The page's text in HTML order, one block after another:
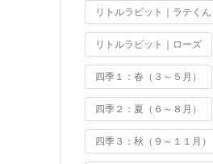
リトルラビット｜ラテくん
リトルラビット｜ローズ
四季１：春（３～５月）
四季２：夏（６～８月）
四季３：秋（９～１１月）